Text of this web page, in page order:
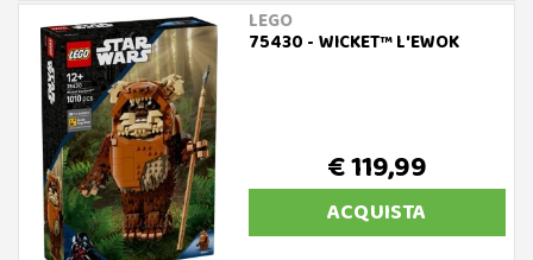
LEGO
75430 - WICKET™ L'EWOK
€ 119,99
ACQUISTA